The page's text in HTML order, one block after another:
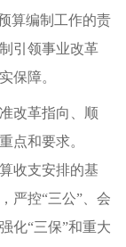
算编制工作的责
引领事业改革
保障。
改革指向、顺
点和要求。
收支安排的基
严控“三公”、会
化“三保”和重大